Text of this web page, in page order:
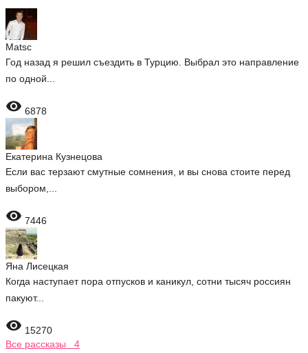
Matsc
Год назад я решил съездить в Турцию. Выбрал это направление
по одной...
 6878
Екатерина Кузнецова
Если вас терзают смутные сомнения, и вы снова стоите перед
выбором,...
 7446
Яна Лисецкая
Когда наступает пора отпусков и каникул, сотни тысяч россиян
пакуют...
 15270
Все рассказы 4